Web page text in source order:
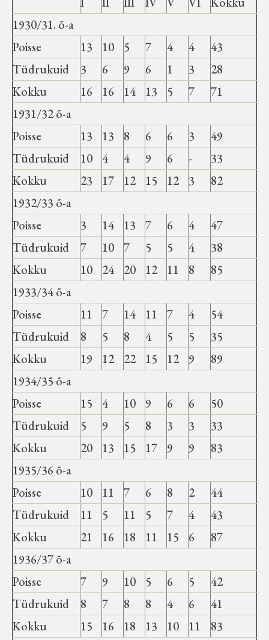
1930/31. õ-a
Poisse
13 10 5 7 4 4
43
Tüdrukuid
3 6 9 6 1 3
28
Kokku
16 16 14 13 5 7
71
1931/32 õ-a
Poisse
13 13 8 6 6 3
49
Tüdrukuid
10 4 4 9 6 -
33
Kokku
23 17 12 15 12 3
82
1932/33 õ-a
Poisse
3 14 13 7 6 4
47
Tüdrukuid
7 10 7 5 5 4
38
Kokku
10 24 20 12 11 8
85
1933/34 õ-a
Poisse
11 7 14 11 7 4
54
Tüdrukuid
8 5 8 4 5 5
35
Kokku
19 12 22 15 12 9
89
1934/35 õ-a
Poisse
15 4 10 9 6 6
50
Tüdrukuid
5 9 5 8 3 3
33
Kokku
20 13 15 17 9 9
83
1935/36 õ-a
Poisse
10 11 7 6 8 2
44
Tüdrukuid
11 5 11 5 7 4
43
Kokku
21 16 18 11 15 6
87
1936/37 õ-a
Poisse
7 9 10 5 6 5
42
Tüdrukuid
8 7 8 8 4 6
41
Kokku
15 16 18 13 10 11
83